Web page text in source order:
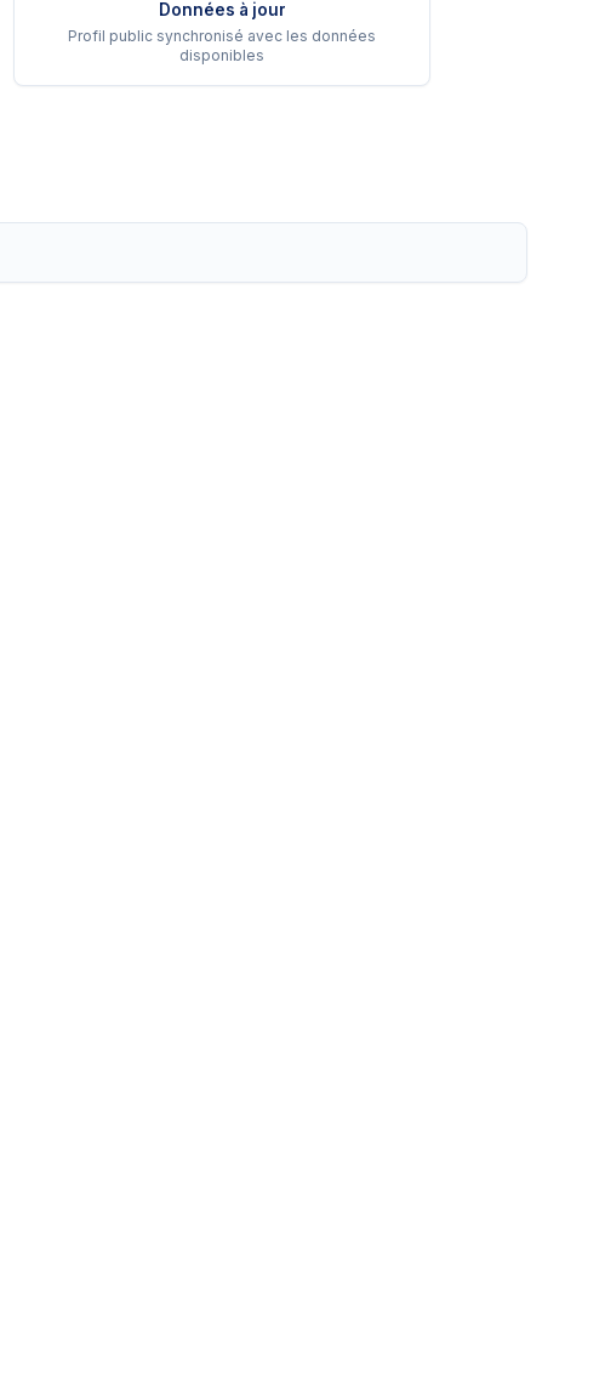
Données à jour
Profil public synchronisé avec les données
disponibles